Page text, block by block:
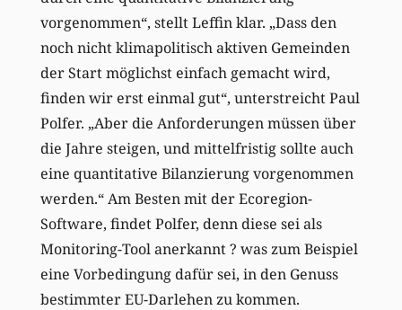
vorgenommen“, stellt Leffin klar. „Dass den
noch nicht klimapolitisch aktiven Gemeinden
der Start möglichst einfach gemacht wird,
finden wir erst einmal gut“, unterstreicht Paul
Polfer. „Aber die Anforderungen müssen über
die Jahre steigen, und mittelfristig sollte auch
eine quantitative Bilanzierung vorgenommen
werden.“ Am Besten mit der Ecoregion-
Software, findet Polfer, denn diese sei als
Monitoring-Tool anerkannt ? was zum Beispiel
eine Vorbedingung dafür sei, in den Genuss
bestimmter EU-Darlehen zu kommen.